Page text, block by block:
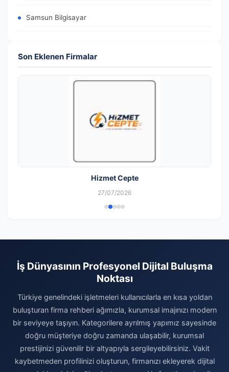
Samsun Bilgisayar
Son Eklenen Firmalar
Hizmet Cepte
27/07/2026
İş Dünyasının Profesyonel Dijital Buluşma
Noktası
Türkiye genelindeki işletmeleri kullanıcılarla en kısa yoldan
buluşturan firma rehberi ağımızla, kurumsal imajınızı modern
bir seviyeye taşıyın. Kategorilere ayrılmış yapımız sayesinde
doğru müşteriye doğru zamanda ulaşabilir, kurumsal
prestijinizi güvenilir bir altyapıyla sergileyebilirsiniz. Vakit
kaybetmeden profilinizi oluşturun, firmanızı ekleyerek dijital